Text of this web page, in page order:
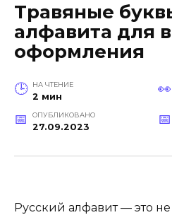
Травяные
алфавита для
оформления
НА ЧТЕНИЕ
2 мин
ОПУБЛИКОВАНО
27.09.2023
Русский алфавит — это не